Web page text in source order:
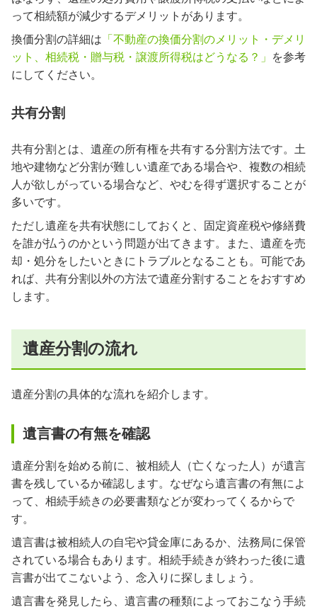
って相続額が減少するデメリットがあります。
換価分割の詳細は 「不動産の換価分割のメリット・デメリ
ット、相続税・贈与税・譲渡所得税はどうなる？」
を参考
にしてください。
共有分割
共有分割とは、遺産の所有権を共有する分割方法です。土
地や建物など分割が難しい遺産である場合や、複数の相続
人が欲しがっている場合など、やむを得ず選択することが
多いです。
ただし遺産を共有状態にしておくと、固定資産税や修繕費
を誰が払うのかという問題が出てきます。また、遺産を売
却・処分をしたいときにトラブルとなることも。可能であ
れば、共有分割以外の方法で遺産分割することをおすすめ
します。
遺産分割の流れ
遺産分割の具体的な流れを紹介します。
遺言書の有無を確認
遺産分割を始める前に、被相続人（亡くなった人）が遺言
書を残しているか確認します。なぜなら遺言書の有無によ
って、相続手続きの必要書類などが変わってくるからで
す。
遺言書は被相続人の自宅や貸金庫にあるか、法務局に保管
されている場合もあります。相続手続きが終わった後に遺
言書が出てこないよう、念入りに探しましょう。
遺言書を発見したら、遺言書の種類によっておこなう手続